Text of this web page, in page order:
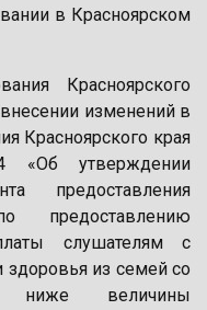
в Красноярском
Красноярского
изменений в
Красноярского края
утверждении
предоставления
предоставлению
слушателям с
из семей со
ниже величины